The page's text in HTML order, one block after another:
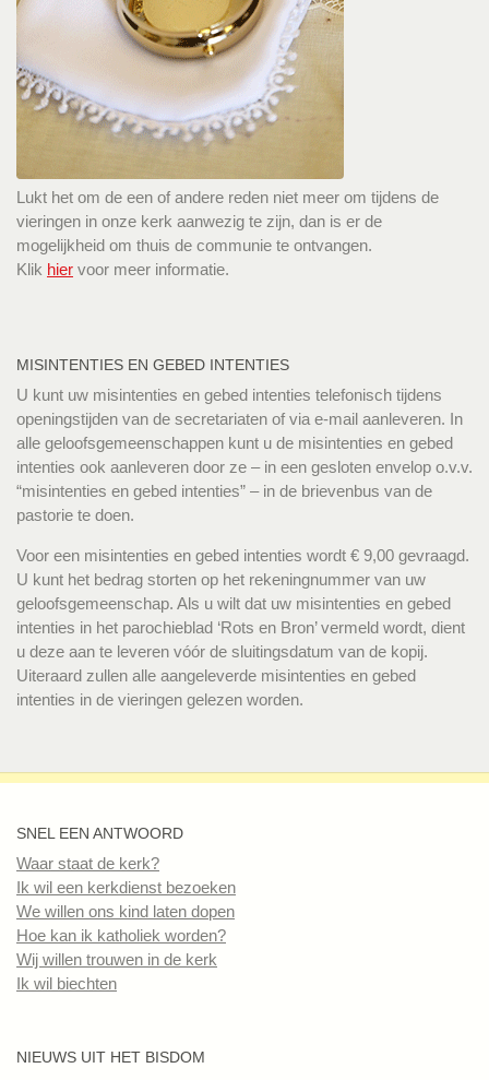
Lukt het om de een of andere reden niet meer om tijdens de
vieringen in onze kerk aanwezig te zijn, dan is er de
mogelijkheid om thuis de communie te ontvangen.
Klik hier voor meer informatie.
MISINTENTIES EN GEBED INTENTIES
U kunt uw misintenties en gebed intenties telefonisch tijdens
openingstijden van de secretariaten of via e-mail aanleveren. In
alle geloofsgemeenschappen kunt u de misintenties en gebed
intenties ook aanleveren door ze – in een gesloten envelop o.v.v.
“misintenties en gebed intenties” – in de brievenbus van de
pastorie te doen.
Voor een misintenties en gebed intenties wordt € 9,00 gevraagd.
U kunt het bedrag storten op het rekeningnummer van uw
geloofsgemeenschap. Als u wilt dat uw misintenties en gebed
intenties in het parochieblad ‘Rots en Bron’ vermeld wordt, dient
u deze aan te leveren vóór de sluitingsdatum van de kopij.
Uiteraard zullen alle aangeleverde misintenties en gebed
intenties in de vieringen gelezen worden.
SNEL EEN ANTWOORD
Waar staat de kerk?
Ik wil een kerkdienst bezoeken
We willen ons kind laten dopen
Hoe kan ik katholiek worden?
Wij willen trouwen in de kerk
Ik wil biechten
NIEUWS UIT HET BISDOM